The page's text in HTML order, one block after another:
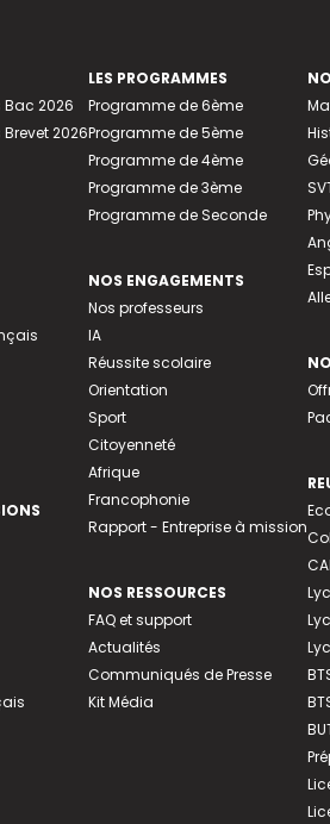
2026
2026
LES PROGRAMMES
Programme de 6ème
Programme de 5ème
Programme de 4ème
Programme de 3ème
Programme de Seconde
NOS ENGAGEMENTS
Nos professeurs
IA
Réussite scolaire
Orientation
Sport
Citoyenneté
Afrique
Francophonie
Rapport - Entreprise à mission
NOS RESSOURCES
FAQ et support
Actualités
Communiqués de Presse
Kit Média